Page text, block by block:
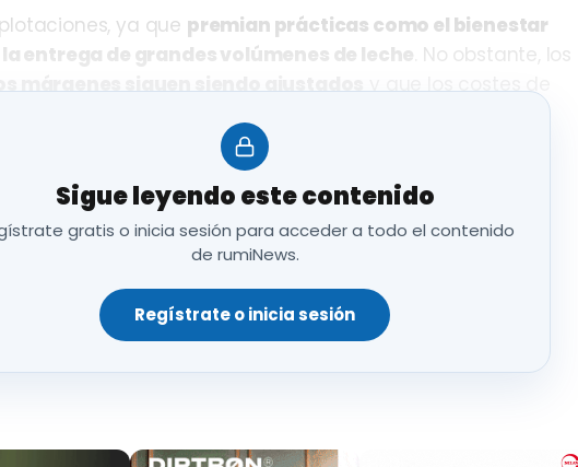
ya que premian prácticas como el bienestar
entrega de grandes volúmenes de leche . No obstante, los
márgenes siguen siendo ajustadosy que los costes de
ronda se está optando principalmente por
del mercado . Esta inestabilidad responde tanto a factores
conflictos internacionales que afectan al comercio global,
países extracomunitarios.
obliga a que los precios establecidos en los contratos estén por
con el objetivo de garantizar la rentabilidad del eslabón más
supuesto un cambio en las reglas del juego, aunque las
se mantiene estable, en torno a los
Sigue leyendo este contenido
gratis o inicia sesión para acceder a todo el contenido
de rumiNews.
Regístrate o inicia sesión